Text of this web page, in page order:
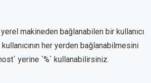
makineden bağlanabilen bir kullanıcı
her yerden bağlanabilmesini
yerine `%` kullanabilirsiniz.